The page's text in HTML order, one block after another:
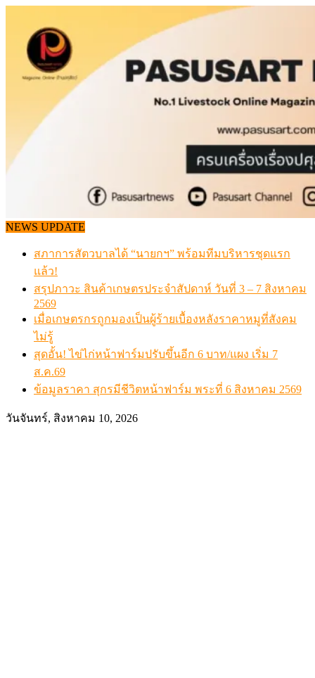
content
NEWS UPDATE
สภาการสัตวบาลได้ “นายกฯ” พร้อมทีมบริหารชุดแรก
แล้ว!
สรุปภาวะ สินค้าเกษตรประจำสัปดาห์ วันที่ 3 – 7 สิงหาคม
2569
เมื่อเกษตรกรถูกมองเป็นผู้ร้ายเบื้องหลังราคาหมูที่สังคม
ไม่รู้
สุดอั้น! ไข่ไก่หน้าฟาร์มปรับขึ้นอีก 6 บาท/แผง เริ่ม 7
ส.ค.69
ข้อมูลราคา สุกรมีชีวิตหน้าฟาร์ม พระที่ 6 สิงหาคม 2569
วันจันทร์, สิงหาคม 10, 2026